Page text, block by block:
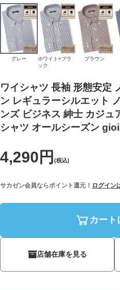
ワイシャツ 長袖 形態安定
ン レギュラーシルエット
ンズ ビジネス 紳士 カジュ
シャツ オールシーズン
4,290円 (税込)
サカゼン会員ならポイント還元！ ログイン
カート
店舗在庫を見る
グレー
ホワイト×ブラ
ック
ブラウン